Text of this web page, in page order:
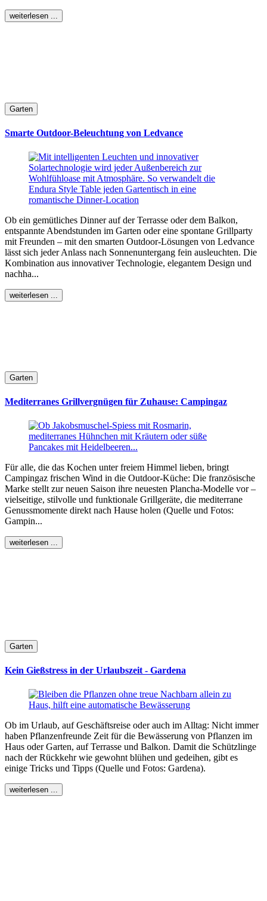
weiterlesen ...
Garten
Smarte Outdoor-Beleuchtung von Ledvance
Ob ein gemütliches Dinner auf der Terrasse oder dem Balkon,
entspannte Abendstunden im Garten oder eine spontane Grillparty
mit Freunden – mit den smarten Outdoor-Lösungen von Ledvance
lässt sich jeder Anlass nach Sonnenuntergang fein ausleuchten. Die
Kombination aus innovativer Technologie, elegantem Design und
nachha...
weiterlesen ...
Garten
Mediterranes Grillvergnügen für Zuhause: Campingaz
Für alle, die das Kochen unter freiem Himmel lieben, bringt
Campingaz frischen Wind in die Outdoor-Küche: Die französische
Marke stellt zur neuen Saison ihre neuesten Plancha-Modelle vor –
vielseitige, stilvolle und funktionale Grillgeräte, die mediterrane
Genussmomente direkt nach Hause holen (Quelle und Fotos:
Gampin...
weiterlesen ...
Garten
Kein Gießstress in der Urlaubszeit - Gardena
Ob im Urlaub, auf Geschäftsreise oder auch im Alltag: Nicht immer
haben Pflanzenfreunde Zeit für die Bewässerung von Pflanzen im
Haus oder Garten, auf Terrasse und Balkon. Damit die Schützlinge
nach der Rückkehr wie gewohnt blühen und gedeihen, gibt es
einige Tricks und Tipps (Quelle und Fotos: Gardena).
weiterlesen ...